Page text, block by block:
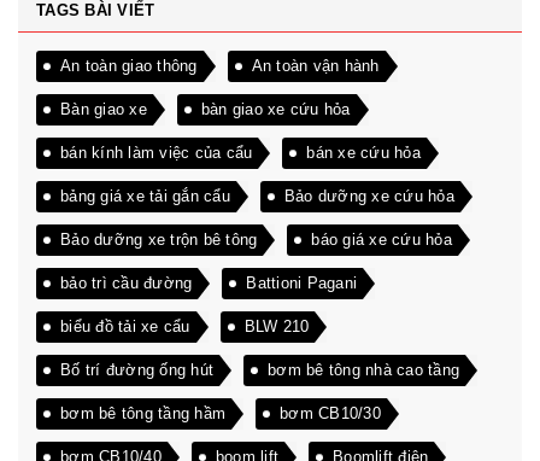
TAGS BÀI VIẾT
An toàn giao thông An toàn vận hành
Bàn giao xe bàn giao xe cứu hỏa
bán kính làm việc của cẩu bán xe cứu hỏa
bảng giá xe tải gắn cẩu Bảo dưỡng xe cứu hỏa
Bảo dưỡng xe trộn bê tông báo giá xe cứu hỏa
bảo trì cầu đường Battioni Pagani
biểu đồ tải xe cẩu BLW 210
Bố trí đường ống hút bơm bê tông nhà cao tầng
bơm bê tông tầng hầm bơm CB10/30
bơm CB10/40 boom lift Boomlift điện